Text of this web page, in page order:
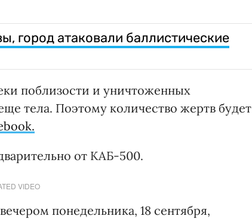
город атаковали баллистические
поблизости и уничтоженных
тела. Поэтому количество жертв будет
от КАБ-500.
VIDEO
понедельника, 18 сентября,